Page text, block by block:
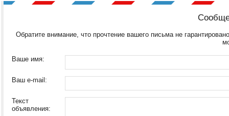
Обратите внимание, что прочтение вашего письма не
Ваше имя:
Ваш e-mail:
Текст
объявления: